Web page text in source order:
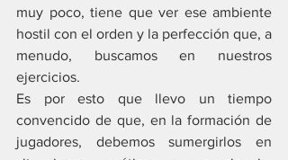
muy poco, tiene que ver ese ambiente
hostil con el orden y la perfección que, a
menudo, buscamos en nuestros
ejercicios.
Es por esto que llevo un tiempo
convencido de que, en la formación de
jugadores, debemos sumergirlos en